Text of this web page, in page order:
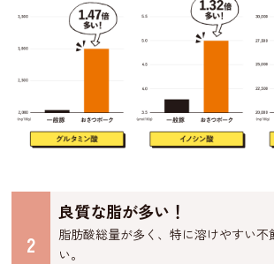
2
良質な脂が多い！
脂肪酸総量が多く、特に溶けやすい不
い。